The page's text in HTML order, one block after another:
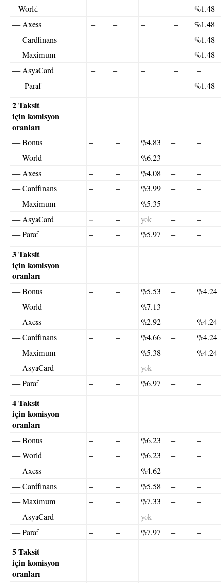
– World
– – – –
%1.48
— Axess
– – – –
%1.48
— Cardfinans
– – – –
%1.48
— Maximum
– – – –
%1.48
— AsyaCard
– – – –
–
— Paraf
– – – – %1.48
2 Taksit
için komisyon
oranları
— Bonus – – %4.83 –
–
— World
– – %6.23 –
–
— Axess
– – %4.08 –
–
— Cardfinans
– – %3.99 –
–
— Maximum
– – %5.35 –
–
— AsyaCard
– – yok –
–
— Paraf
– – %5.97 – –
3 Taksit
için komisyon
oranları
— Bonus – – %5.53 –
%4.24
— World
– – %7.13 –
–
— Axess
– – %2.92 –
%4.24
— Cardfinans
– – %4.66 –
%4.24
— Maximum
– – %5.38 –
%4.24
— AsyaCard
– – yok –
–
— Paraf
– – %6.97 – –
4 Taksit
için komisyon
oranları
— Bonus – – %6.23 –
–
— World
– – %6.23 –
–
— Axess
– – %4.62 –
–
— Cardfinans
– – %5.58 –
–
— Maximum
– – %7.33 –
–
— AsyaCard
– – yok –
–
— Paraf
– – %7.97 – –
5 Taksit
için komisyon
oranları